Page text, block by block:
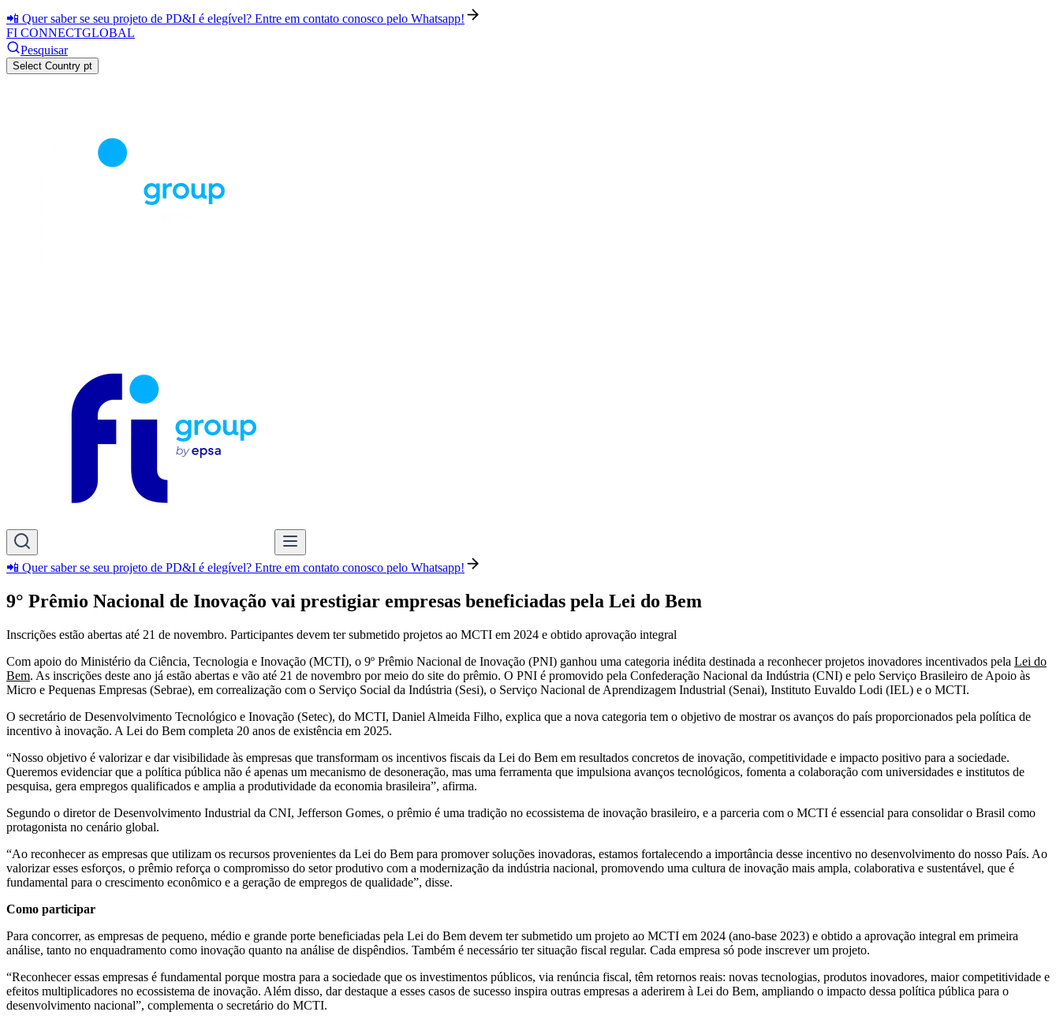
📲 Quer saber se seu projeto de PD&I é elegível? Entre em contato conosco pelo Whatsapp!
FI CONNECTGLOBAL
Pesquisar
Select Country pt
📲 Quer saber se seu projeto de PD&I é elegível? Entre em contato conosco pelo Whatsapp!
9° Prêmio Nacional de Inovação vai prestigiar empresas beneficiadas pela Lei do Bem
Inscrições estão abertas até 21 de novembro. Participantes devem ter submetido projetos ao MCTI em 2024 e obtido aprovação integral
Com apoio do Ministério da Ciência, Tecnologia e Inovação (MCTI), o 9º Prêmio Nacional de Inovação (PNI) ganhou uma categoria inédita destinada a reconhecer projetos inovadores incentivados pela Lei do
Bem. As inscrições deste ano já estão abertas e vão até 21 de novembro por meio do site do prêmio. O PNI é promovido pela Confederação Nacional da Indústria (CNI) e pelo Serviço Brasileiro de Apoio às
Micro e Pequenas Empresas (Sebrae), em correalização com o Serviço Social da Indústria (Sesi), o Serviço Nacional de Aprendizagem Industrial (Senai), Instituto Euvaldo Lodi (IEL) e o MCTI.
O secretário de Desenvolvimento Tecnológico e Inovação (Setec), do MCTI, Daniel Almeida Filho, explica que a nova categoria tem o objetivo de mostrar os avanços do país proporcionados pela política de
incentivo à inovação. A Lei do Bem completa 20 anos de existência em 2025.
“Nosso objetivo é valorizar e dar visibilidade às empresas que transformam os incentivos fiscais da Lei do Bem em resultados concretos de inovação, competitividade e impacto positivo para a sociedade.
Queremos evidenciar que a política pública não é apenas um mecanismo de desoneração, mas uma ferramenta que impulsiona avanços tecnológicos, fomenta a colaboração com universidades e institutos de
pesquisa, gera empregos qualificados e amplia a produtividade da economia brasileira”, afirma.
Segundo o diretor de Desenvolvimento Industrial da CNI, Jefferson Gomes, o prêmio é uma tradição no ecossistema de inovação brasileiro, e a parceria com o MCTI é essencial para consolidar o Brasil como
protagonista no cenário global.
“Ao reconhecer as empresas que utilizam os recursos provenientes da Lei do Bem para promover soluções inovadoras, estamos fortalecendo a importância desse incentivo no desenvolvimento do nosso País. Ao
valorizar esses esforços, o prêmio reforça o compromisso do setor produtivo com a modernização da indústria nacional, promovendo uma cultura de inovação mais ampla, colaborativa e sustentável, que é
fundamental para o crescimento econômico e a geração de empregos de qualidade”, disse.
Como participar
Para concorrer, as empresas de pequeno, médio e grande porte beneficiadas pela Lei do Bem devem ter submetido um projeto ao MCTI em 2024 (ano-base 2023) e obtido a aprovação integral em primeira
análise, tanto no enquadramento como inovação quanto na análise de dispêndios. Também é necessário ter situação fiscal regular. Cada empresa só pode inscrever um projeto.
“Reconhecer essas empresas é fundamental porque mostra para a sociedade que os investimentos públicos, via renúncia fiscal, têm retornos reais: novas tecnologias, produtos inovadores, maior competitividade e
efeitos multiplicadores no ecossistema de inovação. Além disso, dar destaque a esses casos de sucesso inspira outras empresas a aderirem à Lei do Bem, ampliando o impacto dessa política pública para o
desenvolvimento nacional”, complementa o secretário do MCTI.